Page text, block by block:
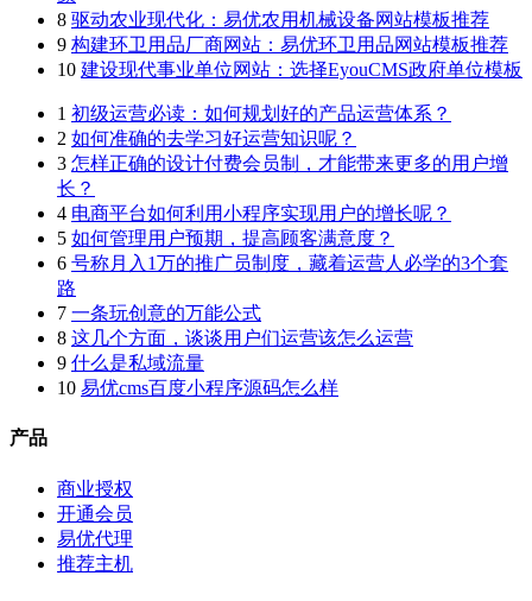
8 驱动农业现代化：易优农用机械设备网站模板推荐
9 构建环卫用品厂商网站：易优环卫用品网站模板推荐
10 建设现代事业单位网站：选择EyouCMS政府单位模板
1 初级运营必读：如何规划好的产品运营体系？
2 如何准确的去学习好运营知识呢？
3 怎样正确的设计付费会员制，才能带来更多的用户增
长？
4 电商平台如何利用小程序实现用户的增长呢？
5 如何管理用户预期，提高顾客满意度？
6 号称月入1万的推广员制度，藏着运营人必学的3个套
路
7 一条玩创意的万能公式
8 这几个方面，谈谈用户们运营该怎么运营
9 什么是私域流量
10 易优cms百度小程序源码怎么样
产品
商业授权
开通会员
易优代理
推荐主机